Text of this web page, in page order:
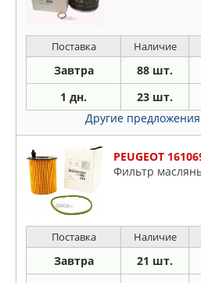
Поставка Наличие
Завтра 88 шт.
1 дн. 23 шт.
Другие
PEUGEOT
Фильтр
Поставка Наличие
Завтра 21 шт.